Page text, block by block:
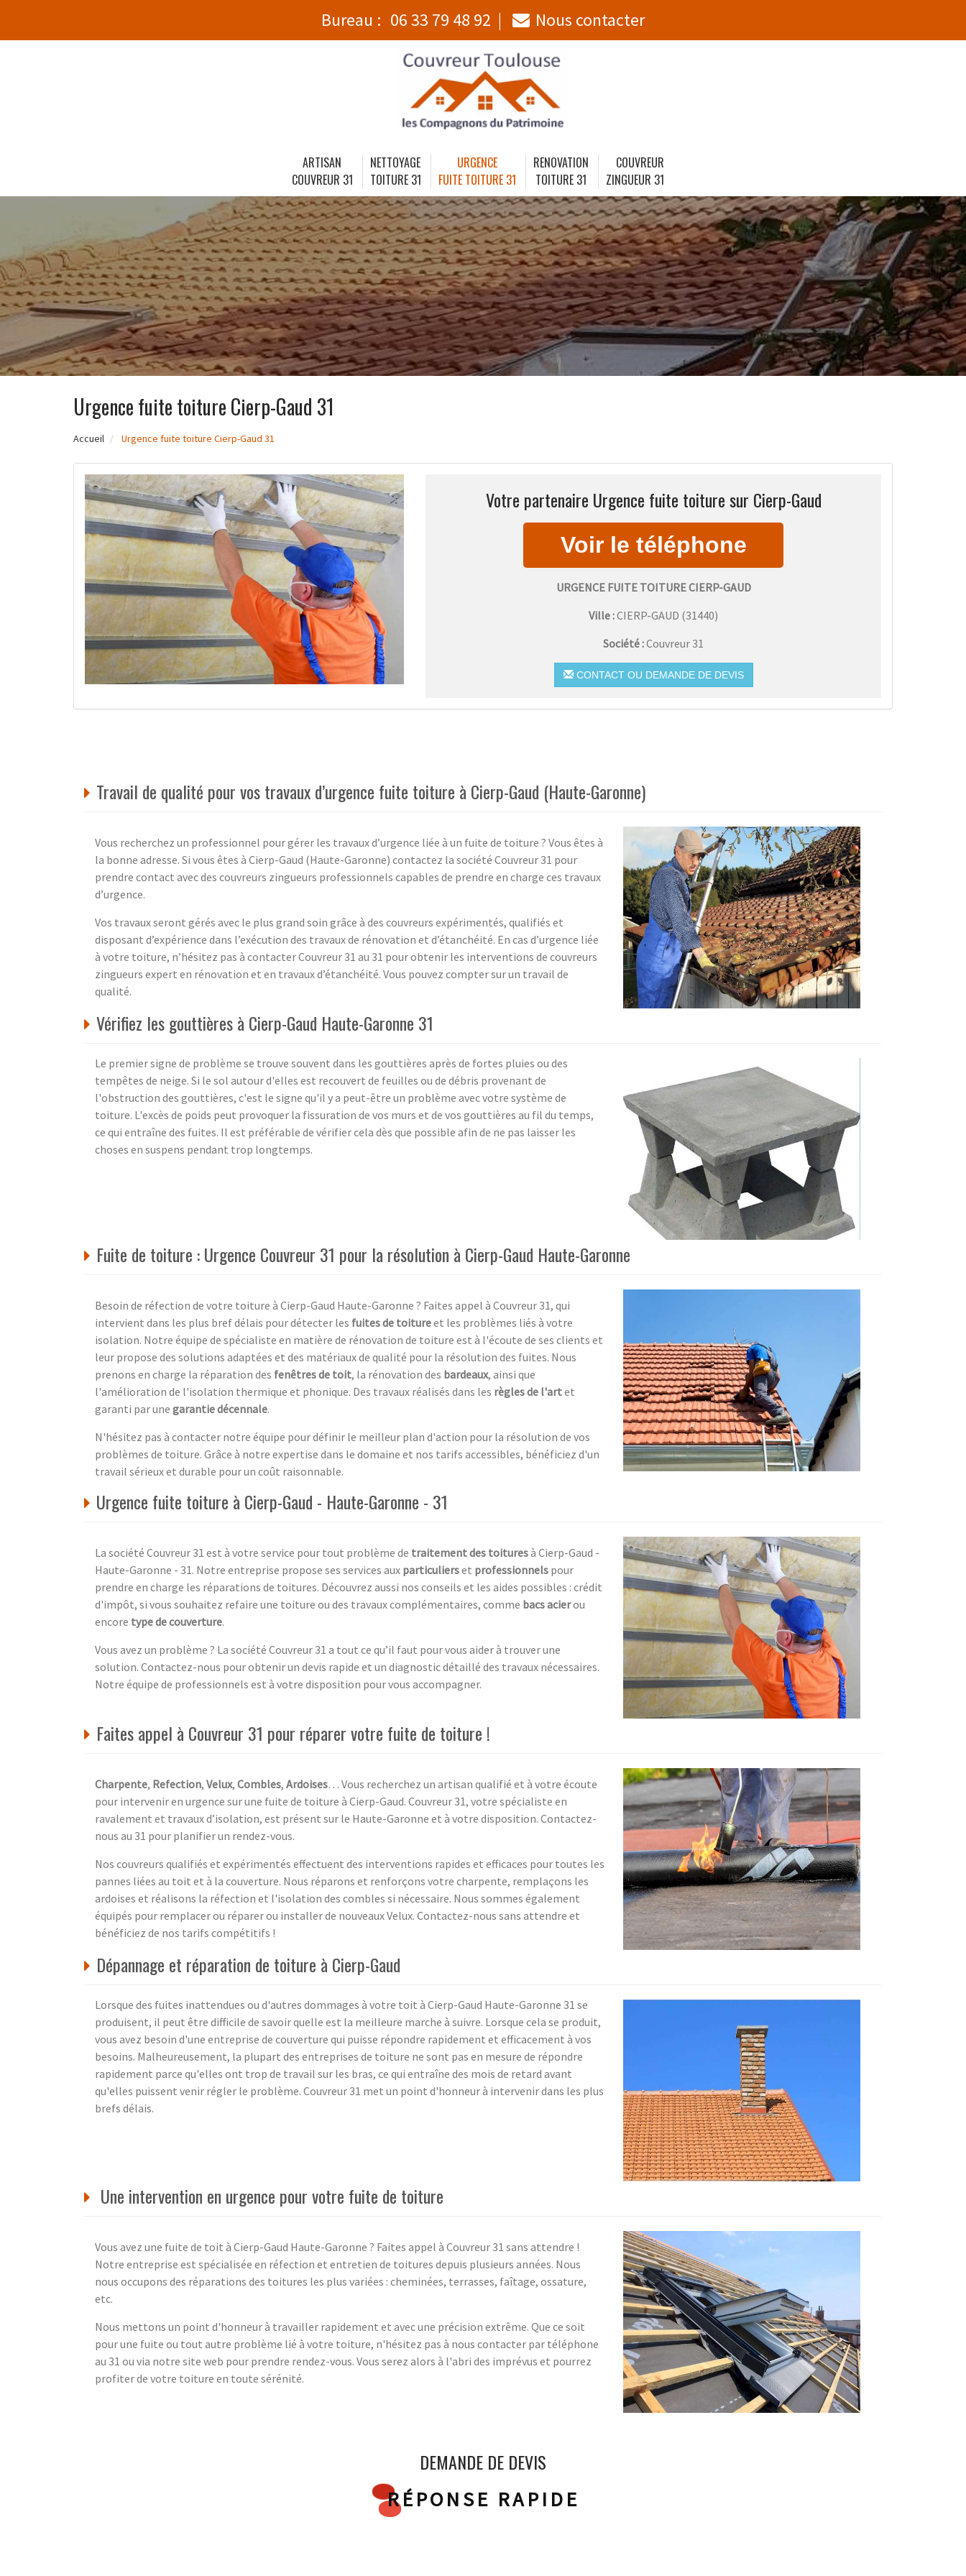
Bureau : 06 33 79 48 92 Nous contacter
ARTISAN
COUVREUR 31
NETTOYAGE
TOITURE 31
URGENCE
FUITE TOITURE 31
RENOVATION
TOITURE 31
COUVREUR
ZINGUEUR 31
Urgence fuite toiture Cierp-Gaud 31
Accueil Urgence fuite toiture Cierp-Gaud 31
Votre partenaire Urgence fuite toiture sur Cierp-Gaud
URGENCE FUITE TOITURE CIERP-GAUD
Ville :CIERP-GAUD (31440)
Société :Couvreur 31
CONTACT OU DEMANDE DE DEVIS
Travail de qualité pour vos travaux d’urgence fuite toiture à Cierp-Gaud (Haute-Garonne)
Vous recherchez un professionnel pour gérer les travaux d’urgence liée à un fuite de toiture ? Vous êtes à
la bonne adresse. Si vous êtes à Cierp-Gaud (Haute-Garonne) contactez la société Couvreur 31 pour
prendre contact avec des couvreurs zingueurs professionnels capables de prendre en charge ces travaux
d’urgence.
Vos travaux seront gérés avec le plus grand soin grâce à des couvreurs expérimentés, qualifiés et
disposant d’expérience dans l’exécution des travaux de rénovation et d’étanchéité. En cas d’urgence liée
à votre toiture, n’hésitez pas à contacter Couvreur 31 au 31 pour obtenir les interventions de couvreurs
zingueurs expert en rénovation et en travaux d’étanchéité. Vous pouvez compter sur un travail de
qualité.
Vérifiez les gouttières à Cierp-Gaud Haute-Garonne 31
Le premier signe de problème se trouve souvent dans les gouttières après de fortes pluies ou des
tempêtes de neige. Si le sol autour d'elles est recouvert de feuilles ou de débris provenant de
l'obstruction des gouttières, c'est le signe qu'il y a peut-être un problème avec votre système de
toiture. L'excès de poids peut provoquer la fissuration de vos murs et de vos gouttières au fil du temps,
ce qui entraîne des fuites. Il est préférable de vérifier cela dès que possible afin de ne pas laisser les
choses en suspens pendant trop longtemps.
Fuite de toiture : Urgence Couvreur 31 pour la résolution à Cierp-Gaud Haute-Garonne
Besoin de réfection de votre toiture à Cierp-Gaud Haute-Garonne ? Faites appel à Couvreur 31, qui
intervient dans les plus bref délais pour détecter les fuites de toitureet les problèmes liés à votre
isolation. Notre équipe de spécialiste en matière de rénovation de toiture est à l'écoute de ses clients et
leur propose des solutions adaptées et des matériaux de qualité pour la résolution des fuites. Nous
prenons en charge la réparation des fenêtres de toit, la rénovation des bardeaux, ainsi que
l'amélioration de l'isolation thermique et phonique. Des travaux réalisés dans les règles de l'artet
garanti par une garantie décennale.
N'hésitez pas à contacter notre équipe pour définir le meilleur plan d'action pour la résolution de vos
problèmes de toiture. Grâce à notre expertise dans le domaine et nos tarifs accessibles, bénéficiez d'un
travail sérieux et durable pour un coût raisonnable.
Urgence fuite toiture à Cierp-Gaud - Haute-Garonne - 31
La société Couvreur 31 est à votre service pour tout problème de traitement des toituresà Cierp-Gaud -
Haute-Garonne - 31. Notre entreprise propose ses services aux particulierset professionnels pour
prendre en charge les réparations de toitures. Découvrez aussi nos conseils et les aides possibles : crédit
d'impôt, si vous souhaitez refaire une toiture ou des travaux complémentaires, comme bacs acierou
encore type de couverture.
Vous avez un problème ? La société Couvreur 31 a tout ce qu’il faut pour vous aider à trouver une
solution. Contactez-nous pour obtenir un devis rapide et un diagnostic détaillé des travaux nécessaires.
Notre équipe de professionnels est à votre disposition pour vous accompagner.
Faites appel à Couvreur 31 pour réparer votre fuite de toiture !
Charpente, Refection, Velux, Combles, Ardoises… Vous recherchez un artisan qualifié et à votre écoute
pour intervenir en urgence sur une fuite de toiture à Cierp-Gaud. Couvreur 31, votre spécialiste en
ravalement et travaux d’isolation, est présent sur le Haute-Garonne et à votre disposition. Contactez-
nous au 31 pour planifier un rendez-vous.
Nos couvreurs qualifiés et expérimentés effectuent des interventions rapides et efficaces pour toutes les
pannes liées au toit et à la couverture. Nous réparons et renforçons votre charpente, remplaçons les
ardoises et réalisons la réfection et l'isolation des combles si nécessaire. Nous sommes également
équipés pour remplacer ou réparer ou installer de nouveaux Velux. Contactez-nous sans attendre et
bénéficiez de nos tarifs compétitifs !
Dépannage et réparation de toiture à Cierp-Gaud
Lorsque des fuites inattendues ou d'autres dommages à votre toit à Cierp-Gaud Haute-Garonne 31 se
produisent, il peut être difficile de savoir quelle est la meilleure marche à suivre. Lorsque cela se produit,
vous avez besoin d'une entreprise de couverture qui puisse répondre rapidement et efficacement à vos
besoins. Malheureusement, la plupart des entreprises de toiture ne sont pas en mesure de répondre
rapidement parce qu'elles ont trop de travail sur les bras, ce qui entraîne des mois de retard avant
qu'elles puissent venir régler le problème. Couvreur 31 met un point d'honneur à intervenir dans les plus
brefs délais.
Une intervention en urgence pour votre fuite de toiture
Vous avez une fuite de toit à Cierp-Gaud Haute-Garonne ? Faites appel à Couvreur 31 sans attendre !
Notre entreprise est spécialisée en réfection et entretien de toitures depuis plusieurs années. Nous
nous occupons des réparations des toitures les plus variées : cheminées, terrasses, faîtage, ossature,
etc.
Nous mettons un point d'honneur à travailler rapidement et avec une précision extrême. Que ce soit
pour une fuite ou tout autre problème lié à votre toiture, n'hésitez pas à nous contacter par téléphone
au 31 ou via notre site web pour prendre rendez-vous. Vous serez alors à l'abri des imprévus et pourrez
profiter de votre toiture en toute sérénité.
DEMANDE DE DEVIS
RÉPONSE RAPIDE